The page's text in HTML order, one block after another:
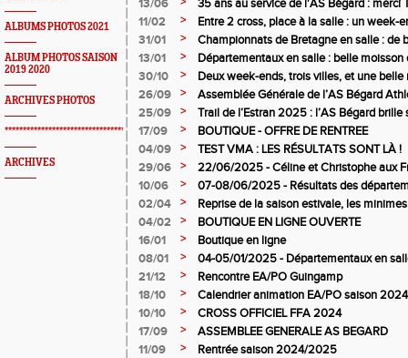
ALBUMS PHOTOS 2021
ALBUM PHOTOS SAISON
2019 2020
ARCHIVES PHOTOS
*************************************************
ARCHIVES
13/06
35 ans au service de l'AS Bégard : merci
11/02
>
Entre 2 cross, place à la salle : un week-
31/01
>
Championnats de Bretagne en salle : de
juniors filles de l’AS Bégard Athlétisme
13/01 >
Départementaux en salle : belle moisson
Bégard Athlétisme
30/10 >
Deux week-ends, trois villes, et une
pour l’AS Bégard !
26/09 >
Assemblée Générale de l’AS Bégard
25/09
>
Trail de l’Estran 2025 : l’AS Bégard brille
17/09
>
BOUTIQUE - OFFRE DE RENTREE
04/09
>
TEST VMA : LES RÉSULTATS SONT LÀ !
29/06
>
22/06/2025 - Céline et Christophe aux
10/06
>
07-08/06/2025 - Résultats des
02/04
>
Reprise de la saison estivale, les
04/02
>
BOUTIQUE EN LIGNE OUVERTE
16/01
>
Boutique en ligne
08/01
>
04-05/01/2025 - Départementaux en
21/12
>
Rencontre EA/PO Guingamp
18/10
>
Calendrier animation EA/PO saison
10/10
>
CROSS OFFICIEL FFA 2024
17/09
>
ASSEMBLEE GENERALE AS BEGARD
11/09
> Rentrée saison 2024/2025